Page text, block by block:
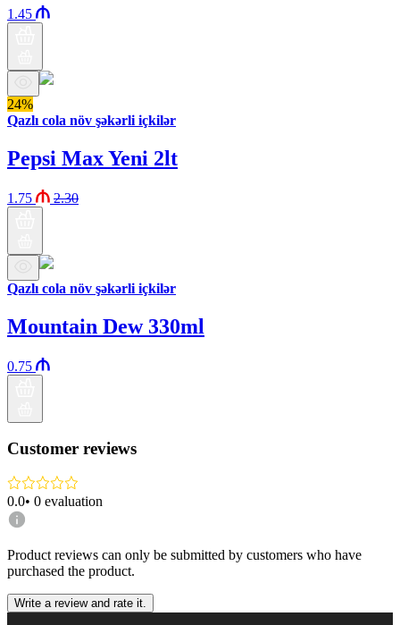
1.45
24%
Qazlı cola növ şəkərli içkilər
Pepsi Max Yeni 2lt
1.75 2.30
Qazlı cola növ şəkərli içkilər
Mountain Dew 330ml
0.75
Customer reviews
0.0• 0 evaluation
Product reviews can only be submitted by customers who have
purchased the product.
Write a review and rate it.